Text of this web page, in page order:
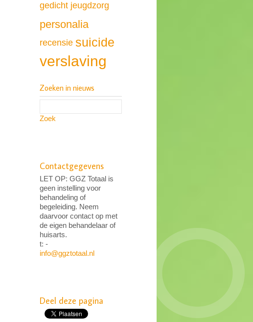
gedicht jeugdzorg
personalia
recensie suicide
verslaving
Zoeken in nieuws
Zoek
Contactgegevens
LET OP: GGZ Totaal is
geen instelling voor
behandeling of
begeleiding. Neem
daarvoor contact op met
de eigen behandelaar of
huisarts.
t: -
info@ggztotaal.nl
Deel deze pagina